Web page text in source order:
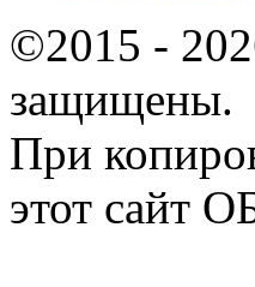
©2015 -
защищены.
При
этот сайт